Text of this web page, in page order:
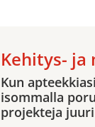
Kehitys-
Kun
isommalla
projekteja